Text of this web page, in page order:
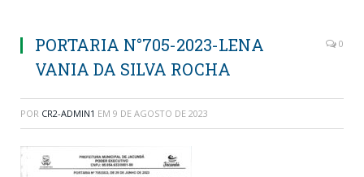
PORTARIA N°705-2023-LENA
VANIA DA SILVA ROCHA
0
POR CR2-ADMIN1 EM 9 DE AGOSTO DE 2023